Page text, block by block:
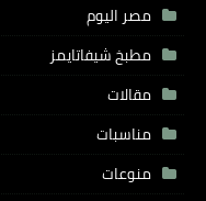
مصر اليوم
مطبخ شيفاتايمز
مقالات
مناسبات
منوعات